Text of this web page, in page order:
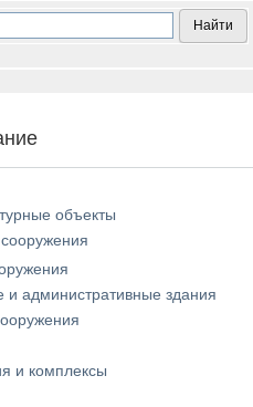
объекты
административные здания
и комплексы